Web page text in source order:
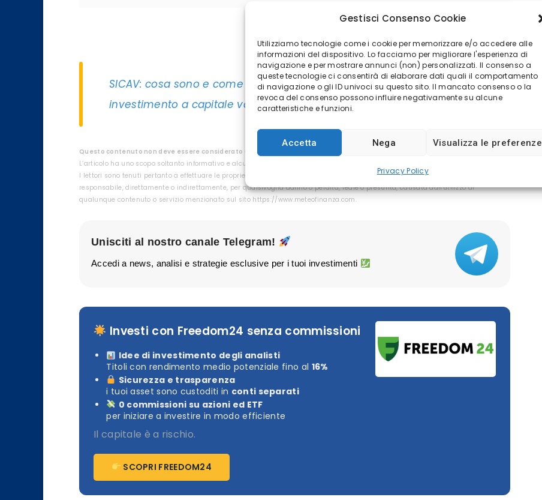
Gestisci Consenso Cookie
Utilizziamo tecnologie come i cookie per memorizzare e/o accedere alle
informazioni del dispositivo. Lo facciamo per migliorare l'esperienza di
navigazione e per mostrare annunci (non) personalizzati. Il consenso a
queste tecnologie ci consentirà di elaborare dati quali il comportamento
di navigazione o gli ID univoci su questo sito. Il mancato consenso o la
revoca del consenso possono influire negativamente su alcune
caratteristiche e funzioni.
Accetta Nega Visualizza le preferenze
Privacy Policy
SICAV: cosa sono e come funzionano i fondi Sicav (Società di
investimento a capitale variabile)
Questo contenuto non deve essere considerato un consiglio di investimento.
L’articolo ha uno scopo soltanto informativo e alcuni contenuti sono Comunicati Stampa scritti direttamente dai nostri Clienti.
I lettori sono tenuti pertanto a effettuare le proprie ricerche per verificare l’aggiornamento dei dati. Questo sito NON è
responsabile, direttamente o indirettamente, per qualsivoglia danno o perdita, reale o presunta, causata dall'utilizzo di
qualunque contenuto o servizio menzionato sul sito https://www.meteofinanza.com.
Unisciti al nostro canale Telegram!
Accedi a news, analisi e strategie esclusive per i tuoi investimenti
Investi con Freedom24 senza commissioni
Idee di investimento degli analisti
Titoli con rendimento medio potenziale fino al 16%
Sicurezza e trasparenza
i tuoi asset sono custoditi in conti separati
0 commissioni su azioni ed ETF
per iniziare a investire in modo efficiente
Il capitale è a rischio.
SCOPRI FREEDOM24